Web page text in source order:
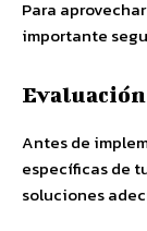
Para
importante
Evaluación
Antes de
específicas de
soluciones